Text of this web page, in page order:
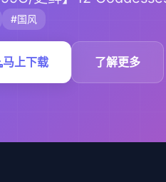
#国风
马上下载 了解更多